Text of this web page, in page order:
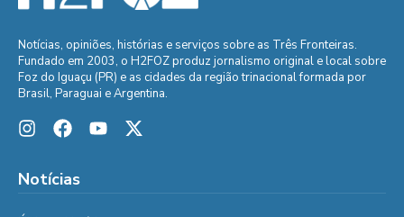
Notícias, opiniões, histórias e serviços sobre as Três Fronteiras.
Fundado em 2003, o H2FOZ produz jornalismo original e local sobre
Foz do Iguaçu (PR) e as cidades da região trinacional formada por
Brasil, Paraguai e Argentina.
Notícias